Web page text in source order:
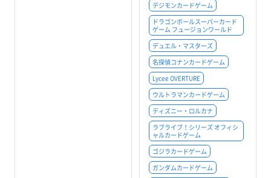
デジモンカードゲーム
ドラゴンボールスーパーカード
ゲーム フュージョンワールド
デュエル・マスターズ
名探偵コナンカードゲーム
Lycee OVERTURE
ウルトラマンカードゲーム
ディズニー・ロルカナ
ラブライブ！シリーズ オフィシ
ャルカードゲーム
ゴジラカードゲーム
ガンダムカードゲーム